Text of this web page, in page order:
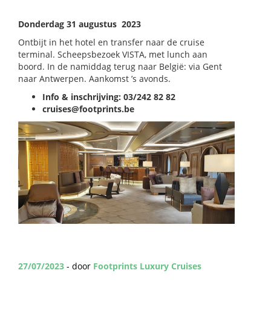
Donderdag 31 augustus 2023
Ontbijt in het hotel en transfer naar de cruise
terminal. Scheepsbezoek VISTA, met lunch aan
boord. In de namiddag terug naar België: via Gent
naar Antwerpen. Aankomst ’s avonds.
Info & inschrijving: 03/242 82 82
cruises@footprints.be
27/07/2023 - door Footprints Luxury Cruises